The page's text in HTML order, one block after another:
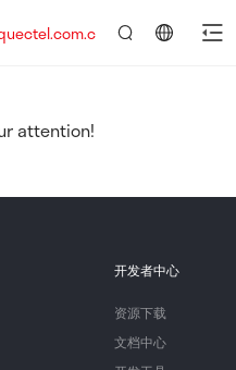
attention!
开发者中心
资源下载
文档中心